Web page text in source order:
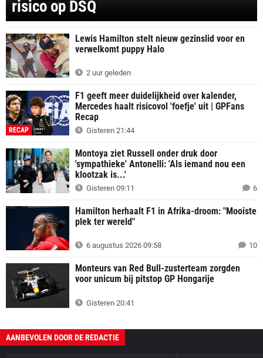
risico op DSQ
Lewis Hamilton stelt nieuw gezinslid voor en
verwelkomt puppy Halo
2 uur geleden
RECAP
F1 geeft meer duidelijkheid over kalender,
Mercedes haalt risicovol 'foefje' uit | GPFans
Recap
Gisteren 21:44
Montoya ziet Russell onder druk door
'sympathieke' Antonelli: 'Als iemand nou een
klootzak is...'
Gisteren 09:11 6
Hamilton herhaalt F1 in Afrika-droom: "Mooiste
plek ter wereld"
6 augustus 2026 09:58 10
Monteurs van Red Bull-zusterteam zorgden
voor unicum bij pitstop GP Hongarije
Gisteren 20:41
AANBEVOLEN DOOR DE REDACTIE